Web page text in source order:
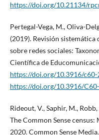
https://doi.org/10.21134/
Pertegal-Vega, M., Oliva-
(2019). Revisión
sobre redes sociales:
Científica de
https://doi.org/10.3916/
https://doi.org/10.3916/
Rideout, V., Saphir, M.,
The Common Sense
2020. Common Sense Media.